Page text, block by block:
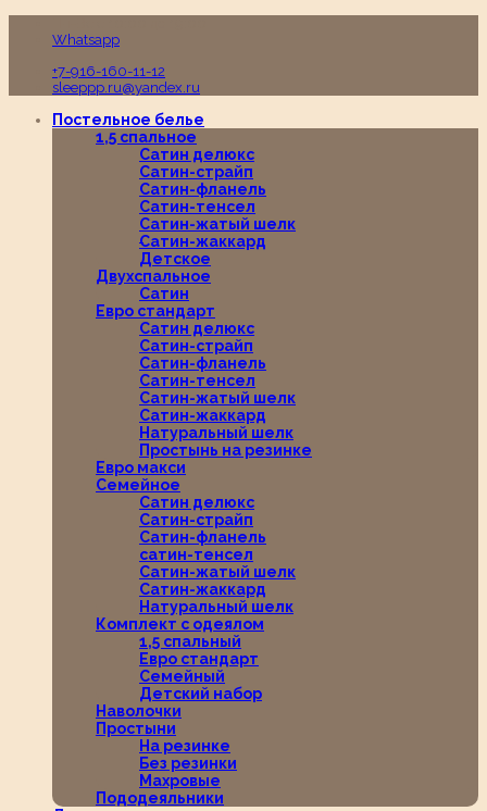
Whatsapp
+7-916-160-11-12
sleeppp.ru@yandex.ru
Постельное белье
1,5 спальное
Сатин делюкс
Сатин-страйп
Сатин-фланель
Сатин-тенсел
Сатин-жатый шелк
Сатин-жаккард
Детское
Двухспальное
Сатин
Евро стандарт
Сатин делюкс
Сатин-страйп
Сатин-фланель
Сатин-тенсел
Сатин-жатый шелк
Сатин-жаккард
Натуральный шелк
Простынь на резинке
Евро макси
Семейное
Сатин делюкс
Сатин-страйп
Сатин-фланель
сатин-тенсел
Сатин-жатый шелк
Сатин-жаккард
Натуральный шелк
Комплект с одеялом
1,5 спальный
Евро стандарт
Семейный
Детский набор
Наволочки
Простыни
На резинке
Без резинки
Махровые
Пододеяльники